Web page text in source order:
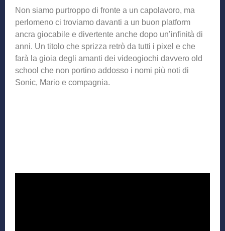
Non siamo purtroppo di fronte a un capolavoro, ma
perlomeno ci troviamo davanti a un buon platform
ancra giocabile e divertente anche dopo un’infinità di
anni. Un titolo che sprizza retrò da tutti i pixel e che
farà la gioia degli amanti dei videogiochi davvero old
school che non portino addosso i nomi più noti di
Sonic, Mario e compagnia.